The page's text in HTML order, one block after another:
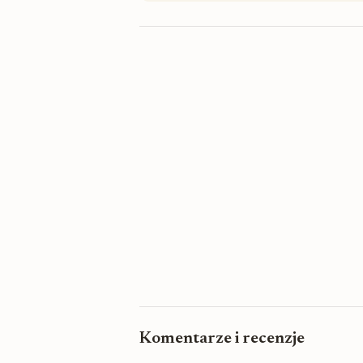
Komentarze i recenzje